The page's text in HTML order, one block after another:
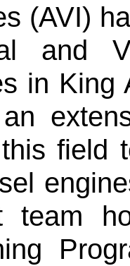
(AVI)
and
in King
field
team